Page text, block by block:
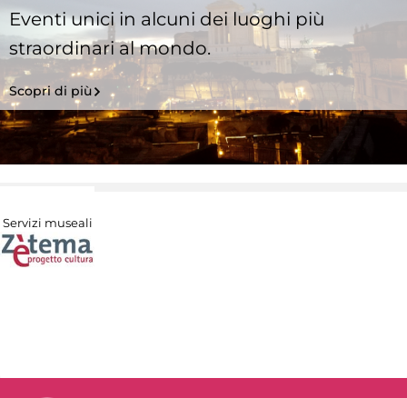
Eventi unici in alcuni dei luoghi più
straordinari al mondo.
Scopri di più
Servizi museali